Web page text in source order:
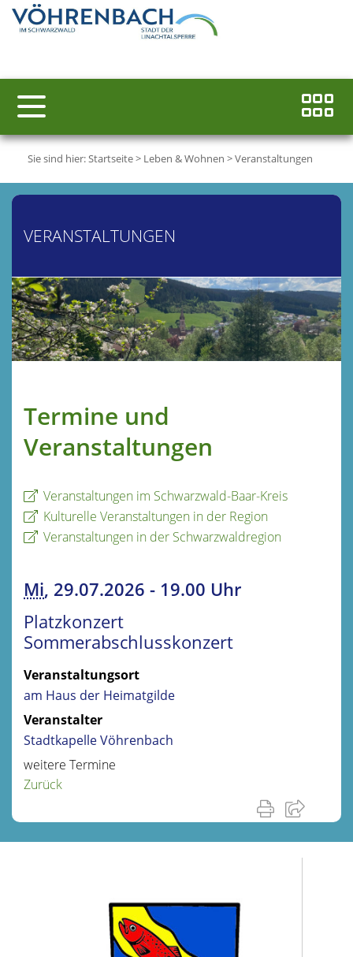
Sie sind hier:Startseite> Leben & Wohnen >Veranstaltungen
VERANSTALTUNGEN
Termine und
Veranstaltungen
Veranstaltungen im Schwarzwald-Baar-Kreis
Kulturelle Veranstaltungen in der Region
Veranstaltungen in der Schwarzwaldregion
Mi, 29.07.2026 - 19.00 Uhr
Platzkonzert
Sommerabschlusskonzert
Veranstaltungsort
am Haus der Heimatgilde
Veranstalter
Stadtkapelle Vöhrenbach
weitere Termine
Zurück